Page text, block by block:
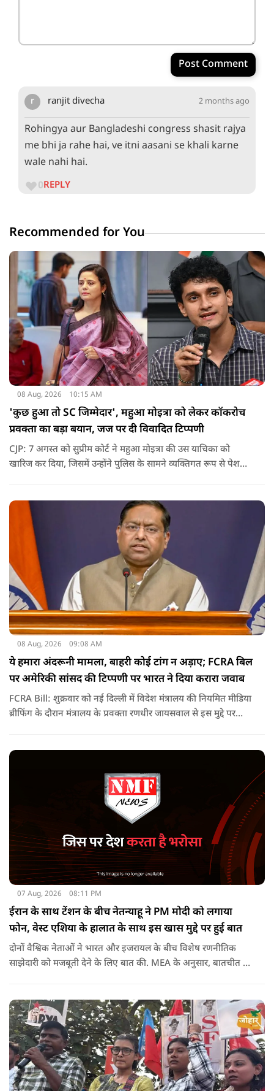
Post Comment
r ranjit divecha 2 months ago
Rohingya aur Bangladeshi congress shasit rajya
me bhi ja rahe hai, ve itni aasani se khali karne
wale nahi hai.
0REPLY
Recommended for You
08 Aug, 2026 10:15 AM
'कुछ हुआ तो SC जिम्मेदार', महुआ मोइत्रा को लेकर कॉकरोच
प्रवक्ता का बड़ा बयान, जज पर दी विवादित टिप्पणी
CJP: 7 अगस्त को सुप्रीम कोर्ट ने महुआ मोइत्रा की उस याचिका को
खारिज कर दिया, जिसमें उन्होंने पुलिस के सामने व्यक्तिगत रूप से पेश
केंद्र बन गई है.
08 Aug, 2026 09:08 AM
ये हमारा अंदरूनी मामला, बाहरी कोई टांग न अड़ाए; FCRA बिल
पर अमेरिकी सांसद की टिप्पणी पर भारत ने दिया करारा जवाब
FCRA Bill: शुक्रवार को नई दिल्ली में विदेश मंत्रालय की नियमित मीडिया
ब्रीफिंग के दौरान मंत्रालय के प्रवक्ता रणधीर जायसवाल से इस मुद्दे पर
की संसद करती है.
07 Aug, 2026 08:11 PM
ईरान के साथ टेंशन के बीच नेतन्याहू ने PM मोदी को लगाया
फोन, वेस्ट एशिया के हालात के साथ इस खास मुद्दे पर हुई बात
दोनों वैश्विक नेताओं ने भारत और इजरायल के बीच विशेष रणनीतिक
साझेदारी को मजबूती देने के ल‍िए बात की. MEA के अनुसार, बातचीत की